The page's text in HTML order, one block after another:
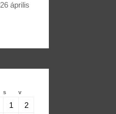
április
s v
1
2